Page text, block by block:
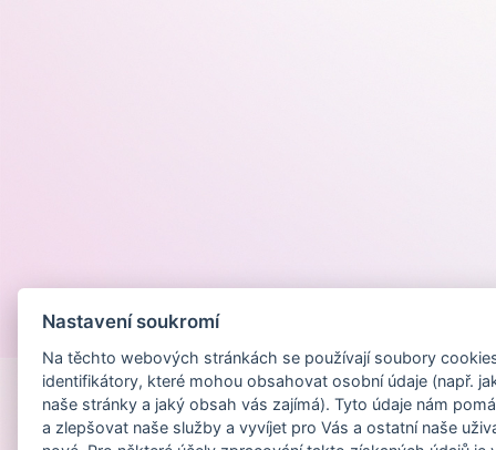
Nastavení soukromí
Na těchto webových stránkách se používají soubory
identifikátory, které mohou obsahovat osobní údaje (např.
naše stránky a jaký obsah vás zajímá). Tyto údaje nám
a zlepšovat naše služby a vyvíjet pro Vás a ostatní naše